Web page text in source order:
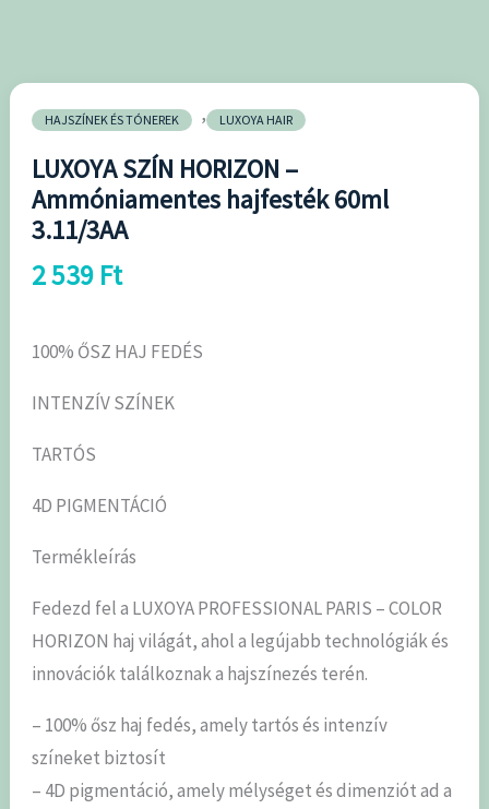
HAJSZÍNEK ÉS TÓNEREK , LUXOYA HAIR
LUXOYA SZÍN HORIZON –
Ammóniamentes hajfesték 60ml
3.11/3AA
2 539 Ft
100% ŐSZ HAJ FEDÉS
INTENZÍV SZÍNEK
TARTÓS
4D PIGMENTÁCIÓ
Termékleírás
Fedezd fel a LUXOYA PROFESSIONAL PARIS – COLOR
HORIZON haj világát, ahol a legújabb technológiák és
innovációk találkoznak a hajszínezés terén.
– 100% ősz haj fedés, amely tartós és intenzív
színeket biztosít
– 4D pigmentáció, amely mélységet és dimenziót ad a
mennyiség